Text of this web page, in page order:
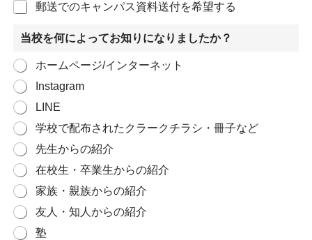
郵送でのキャンパス資料送付を希望する
当校を何によってお知りになりましたか？
ホームページ/インターネット
Instagram
LINE
学校で配布されたクラークチラシ・冊子など
先生からの紹介
在校生・卒業生からの紹介
家族・親族からの紹介
友人・知人からの紹介
塾